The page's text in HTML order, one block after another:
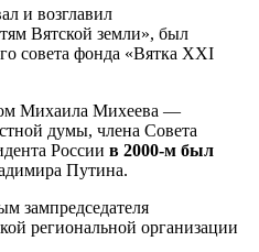
и возглавил
Вятской земли», был
совета фонда «Вятка ХХI
Михаила Михеева —
думы, члена Совета
России в 2000-м был
Путина.
зампредседателя
региональной организации